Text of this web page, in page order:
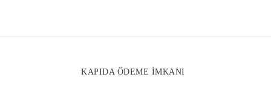
KAPIDA ÖDEME İMKANI